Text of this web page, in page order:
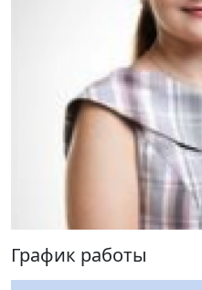
График работы